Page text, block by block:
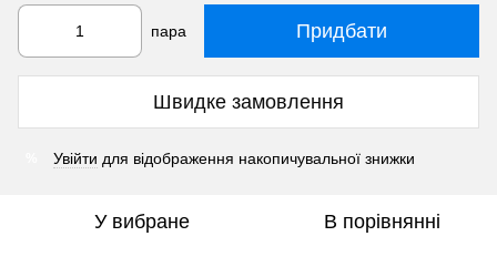
пара Придбати
Швидке замовлення
Увійти для відображення накопичувальної знижки
У вибране В порівнянні